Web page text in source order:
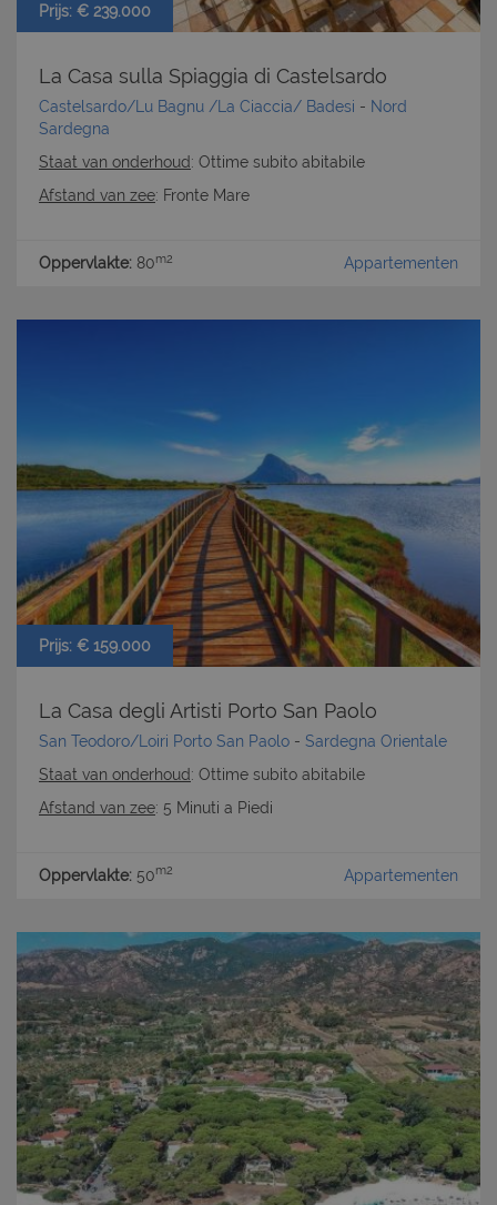
Prijs: € 239.000
La Casa sulla Spiaggia di Castelsardo
Castelsardo/Lu Bagnu /La Ciaccia/ Badesi - Nord
Sardegna
Staat van onderhoud: Ottime subito abitabile
Afstand van zee: Fronte Mare
Oppervlakte: 80m2 Appartementen
Prijs: € 159.000
La Casa degli Artisti Porto San Paolo
San Teodoro/Loiri Porto San Paolo - Sardegna Orientale
Staat van onderhoud: Ottime subito abitabile
Afstand van zee: 5 Minuti a Piedi
Oppervlakte: 50m2 Appartementen